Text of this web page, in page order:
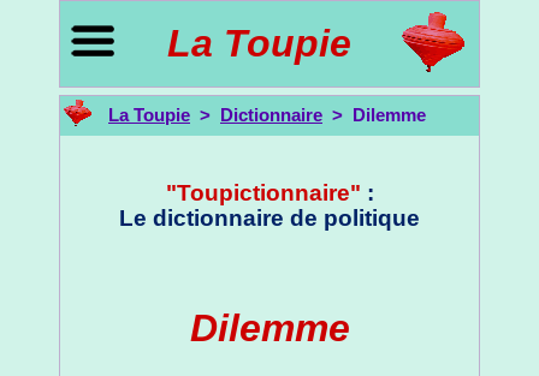
La Toupie
La Toupie > Dictionnaire > Dilemme
"Toupictionnaire" :
Le dictionnaire de politique
Dilemme